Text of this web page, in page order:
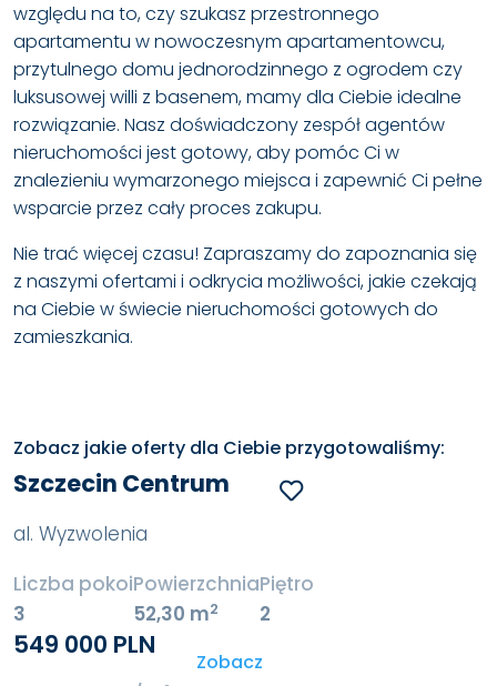
względu na to, czy szukasz przestronnego
apartamentu w nowoczesnym apartamentowcu,
przytulnego domu jednorodzinnego z ogrodem czy
luksusowej willi z basenem, mamy dla Ciebie idealne
rozwiązanie. Nasz doświadczony zespół agentów
nieruchomości jest gotowy, aby pomóc Ci w
znalezieniu wymarzonego miejsca i zapewnić Ci pełne
wsparcie przez cały proces zakupu.
Nie trać więcej czasu! Zapraszamy do zapoznania się
z naszymi ofertami i odkrycia możliwości, jakie czekają
na Ciebie w świecie nieruchomości gotowych do
zamieszkania.
Zobacz jakie oferty dla Ciebie przygotowaliśmy:
Szczecin Centrum
al. Wyzwolenia
Liczba pokoi
3
Powierzchnia
52,30 m2
Piętro
2
549 000 PLN
Zobacz